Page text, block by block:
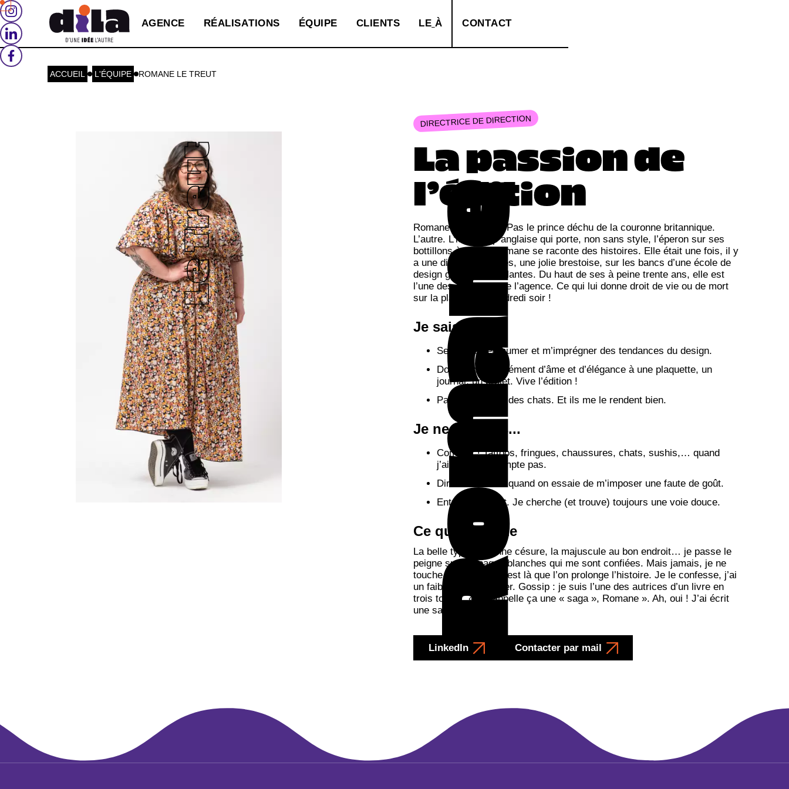
AGENCE RÉALISATIONS ÉQUIPE CLIENTS LE À CONTACT
ACCUEIL L'ÉQUIPE ROMANE LE TREUT
Romane
Le Treut
DIRECTRICE DE DIRECTION
La passion de
l’édition
Romane aime Harry. Pas le prince déchu de la couronne britannique.
L’autre. L’icône pop anglaise qui porte, non sans style, l’éperon sur ses
bottillons à talons.Romane se raconte des histoires. Elle était une fois, il y
a une dizaine d’années, une jolie brestoise, sur les bancs d’une école de
design graphique, à Nantes. Du haut de ses à peine trente ans, elle est
l’une des doyennes de l’agence. Ce qui lui donne droit de vie ou de mort
sur la playlist du vendredi soir !
Je sais...
Sentir, capter, humer et m’imprégner des tendances du design.
Donner ce supplément d’âme et d’élégance à une plaquette, un
journal, un projet. Vive l’édition !
Parler à l’oreille des chats. Et ils me le rendent bien.
Je ne sais pas...
Compter ! Tattoos, fringues, chaussures, chats, sushis,… quand
j’aime, je ne compte pas.
Dire non… sauf quand on essaie de m’imposer une faute de goût.
Entrer en conflit. Je cherche (et trouve) toujours une voie douce.
Ce qui m'anime
La belle typo, la bonne césure, la majuscule au bon endroit… je passe le
peigne sur les pages blanches qui me sont confiées. Mais jamais, je ne
touche à la marge. C’est là que l’on prolonge l’histoire. Je le confesse, j’ai
un faible pour le papier. Gossip : je suis l’une des autrices d’un livre en
trois tomes. « On appelle ça une « saga », Romane ». Ah, oui ! J’ai écrit
une saga !
LinkedIn Contacter par mail